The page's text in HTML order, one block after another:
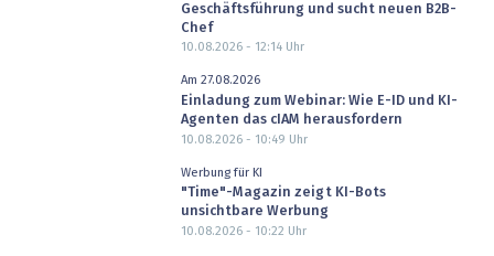
Geschäftsführung und sucht neuen B2B-
Chef
10.08.2026 - 12:14Uhr
Am 27.08.2026
Einladung zum Webinar: Wie E-ID und KI-
Agenten das cIAM herausfordern
10.08.2026 - 10:49 Uhr
Werbung für KI
"Time"-Magazin zeigt KI-Bots
unsichtbare Werbung
10.08.2026 - 10:22 Uhr